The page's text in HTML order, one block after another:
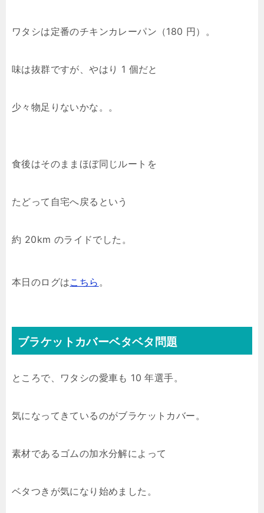
ワタシは定番のチキンカレーパン（180 円）。
味は抜群ですが、やはり 1 個だと
少々物足りないかな。。
食後はそのままほぼ同じルートを
たどって自宅へ戻るという
約 20km のライドでした。
本日のログはこちら 。
ブラケットカバーベタベタ問題
ところで、ワタシの愛車も 10 年選手。
気になってきているのがブラケットカバー。
素材であるゴムの加水分解によって
ベタつきが気になり始めました。